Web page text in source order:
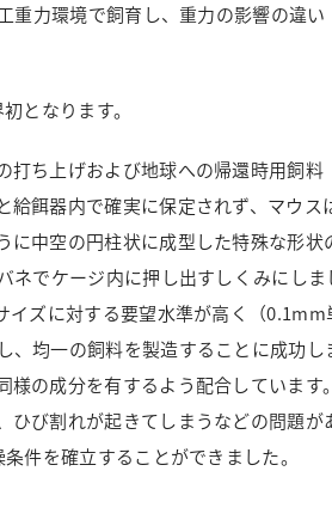
重力環境で飼育し、重力の影響の違い
となります。
打ち上げおよび地球への帰還時用飼料
餌器内で確実に保定されず、マウ
中空の円柱状に成型した特殊な形
でケージ内に押し出すしくみにし
ズに対する要望水準が高く（
均一の飼料を製造することに成功し
の成分を有するよう配合していま
び割れが起きてしまうなどの問題
件を確立することができました。